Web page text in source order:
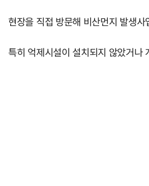
현장을 직접 방문해 비산먼지 발생
특히 억제시설이 설치되지 않았거나